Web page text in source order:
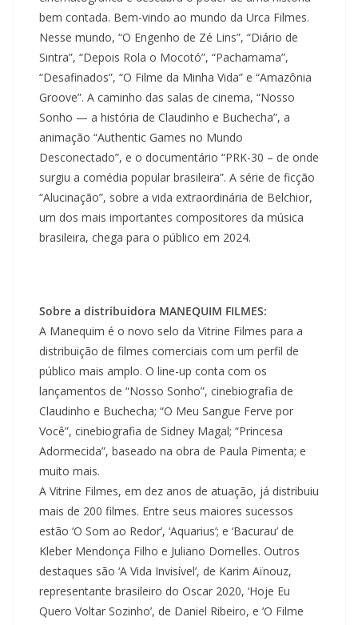
bem contada. Bem-vindo ao mundo da Urca Filmes.
Nesse mundo, “O Engenho de Zé Lins”, “Diário de
Sintra”, “Depois Rola o Mocotó”, “Pachamama”,
“Desafinados”, “O Filme da Minha Vida” e “Amazônia
Groove”. A caminho das salas de cinema, “Nosso
Sonho — a história de Claudinho e Buchecha”, a
animação “Authentic Games no Mundo
Desconectado”, e o documentário “PRK-30 – de onde
surgiu a comédia popular brasileira”. A série de ficção
“Alucinação”, sobre a vida extraordinária de Belchior,
um dos mais importantes compositores da música
brasileira, chega para o público em 2024.
Sobre a distribuidora MANEQUIM FILMES:
A Manequim é o novo selo da Vitrine Filmes para a
distribuição de filmes comerciais com um perfil de
público mais amplo. O line-up conta com os
lançamentos de “Nosso Sonho”, cinebiografia de
Claudinho e Buchecha; “O Meu Sangue Ferve por
Você”, cinebiografia de Sidney Magal; “Princesa
Adormecida”, baseado na obra de Paula Pimenta; e
muito mais.
A Vitrine Filmes, em dez anos de atuação, já distribuiu
mais de 200 filmes. Entre seus maiores sucessos
estão ‘O Som ao Redor’, ‘Aquarius’; e ‘Bacurau’ de
Kleber Mendonça Filho e Juliano Dornelles. Outros
destaques são ‘A Vida Invisível’, de Karim Aïnouz,
representante brasileiro do Oscar 2020, ‘Hoje Eu
Quero Voltar Sozinho’, de Daniel Ribeiro, e ‘O Filme